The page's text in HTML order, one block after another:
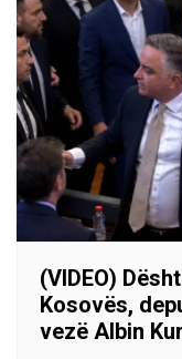
(VIDEO)
Kosovës,
vezë Albin